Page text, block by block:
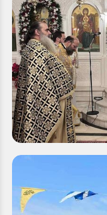
Εορτασμός της
Προδρόμου και
Καλαβρύτων και
Τετάρτη 07 Ιαν 2026
Με εκκλησιαστική
η Αρχιερατική Θεία
Ιερό Ναό Αγίου
ιερουργούντος